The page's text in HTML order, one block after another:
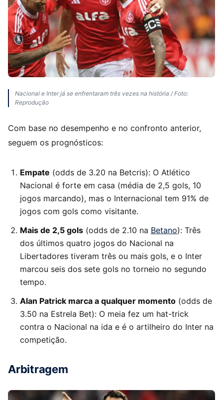
Nacional e Inter já se enfrentaram três vezes na história / Foto:
Reprodução
Com base no desempenho e no confronto anterior,
seguem os prognósticos:
Empate (odds de 3.20 na Betcris): O Atlético
Nacional é forte em casa (média de 2,5 gols, 10
jogos marcando), mas o Internacional tem 91% de
jogos com gols como visitante.
Mais de 2,5 gols (odds de 2.10 na Betano): Três
dos últimos quatro jogos do Nacional na
Libertadores tiveram três ou mais gols, e o Inter
marcou seis dos sete gols no torneio no segundo
tempo.
Alan Patrick marca a qualquer momento (odds de
3.50 na Estrela Bet): O meia fez um hat-trick
contra o Nacional na ida e é o artilheiro do Inter na
competição.
Arbitragem